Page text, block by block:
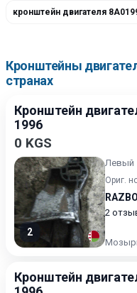
кронштейн двигателя
Кронштейны
странах
Кронштейн
1996
0 KGS
2
Левый
Ориг.
2
Кронштейн